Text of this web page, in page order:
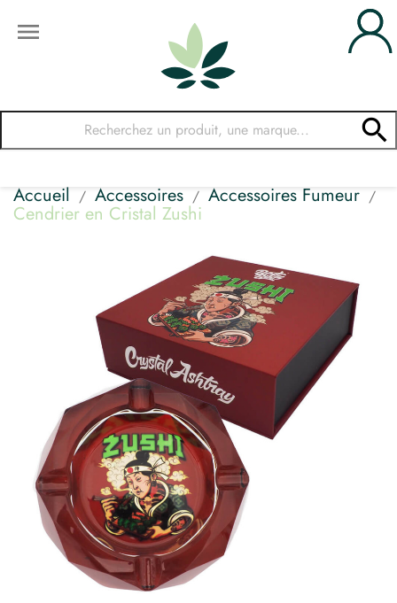


Accueil Accessoires Accessoires Fumeur
Cendrier en Cristal Zushi